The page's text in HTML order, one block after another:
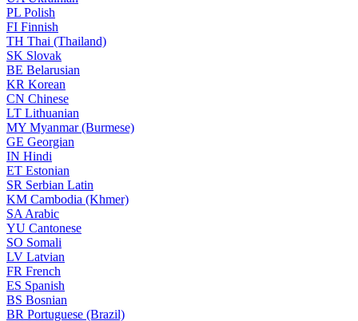
PL Polish
FI Finnish
TH Thai (Thailand)
SK Slovak
BE Belarusian
KR Korean
CN Chinese
LT Lithuanian
MY Myanmar (Burmese)
GE Georgian
IN Hindi
ET Estonian
SR Serbian Latin
KM Cambodia (Khmer)
SA Arabic
YU Cantonese
SO Somali
LV Latvian
FR French
ES Spanish
BS Bosnian
BR Portuguese (Brazil)